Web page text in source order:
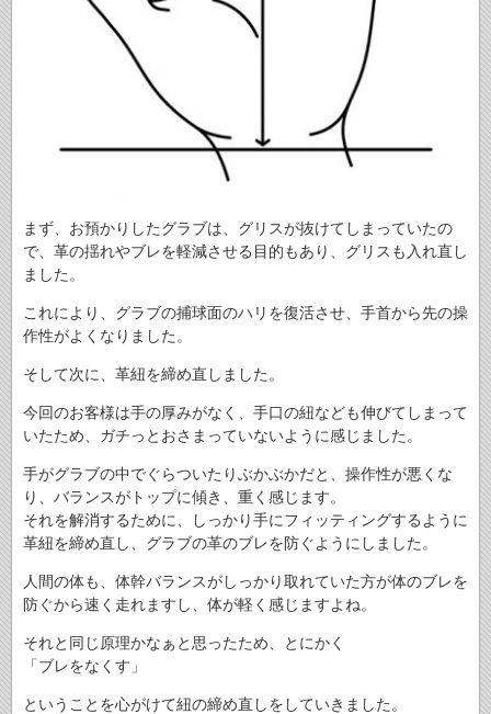
まず、お預かりしたグラブは、グリスが抜けてしまっていたの
で、革の揺れやブレを軽減させる目的もあり、グリスも入れ直し
ました。
これにより、グラブの捕球面のハリを復活させ、手首から先の操
作性がよくなりました。
そして次に、革紐を締め直しました。
今回のお客様は手の厚みがなく、手口の紐なども伸びてしまって
いたため、ガチっとおさまっていないように感じました。
手がグラブの中でぐらついたりぶかぶかだと、操作性が悪くな
り、バランスがトップに傾き、重く感じます。
それを解消するために、しっかり手にフィッティングするように
革紐を締め直し、グラブの革のブレを防ぐようにしました。
人間の体も、体幹バランスがしっかり取れていた方が体のブレを
防ぐから速く走れますし、体が軽く感じますよね。
それと同じ原理かなぁと思ったため、とにかく
「ブレをなくす」
ということを心がけて紐の締め直しをしていきました。